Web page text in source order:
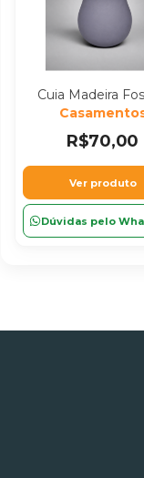
Cuia Madeira
R$70,00
Ver produto
Dúvidas pelo